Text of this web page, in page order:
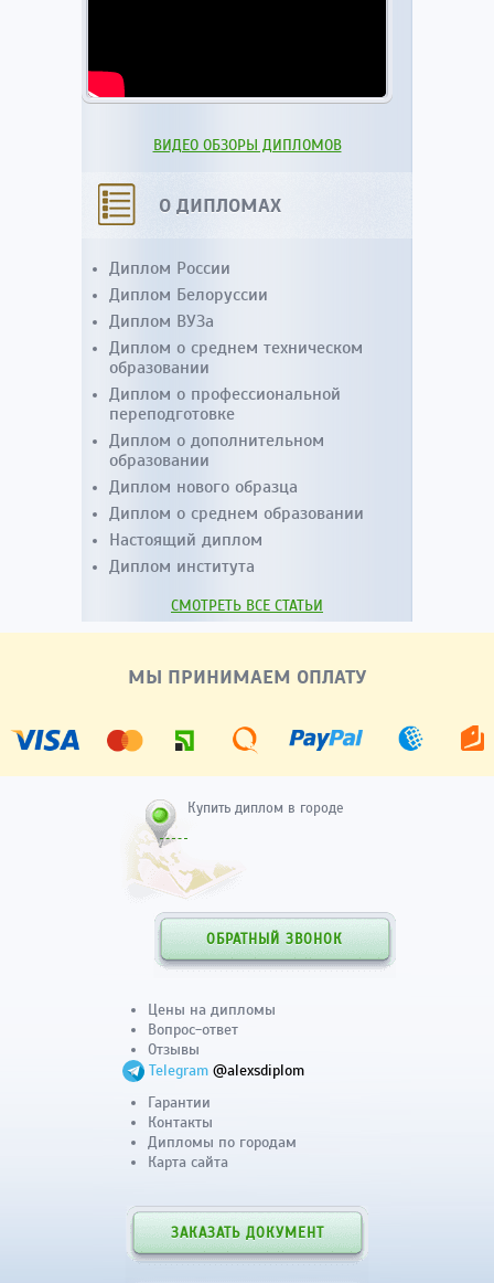
ВИДЕО ОБЗОРЫ ДИПЛОМОВ
О ДИПЛОМАХ
Диплом России
Диплом Белоруссии
Диплом ВУЗа
Диплом о среднем техническом
образовании
Диплом о профессиональной
переподготовке
Диплом о дополнительном
образовании
Диплом нового образца
Диплом о среднем образовании
Настоящий диплом
Диплом института
СМОТРЕТЬ ВСЕ СТАТЬИ
МЫ ПРИНИМАЕМ ОПЛАТУ
Купить диплом в городе
ОБРАТНЫЙ ЗВОНОК
Цены на дипломы
Вопрос-ответ
Отзывы
Telegram @alexsdiplom
Гарантии
Контакты
Дипломы по городам
Карта сайта
ЗАКАЗАТЬ ДОКУМЕНТ